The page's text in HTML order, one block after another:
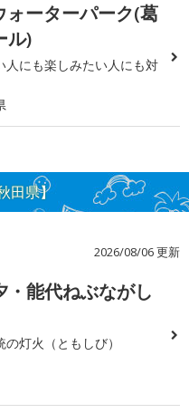
ォーターパーク(葛
ル)
人にも楽しみたい人にも対
田県】
2026/08/06 更新
・能代ねぶながし
灯火（ともしび）